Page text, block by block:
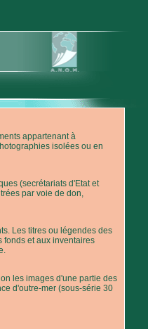
appartenant à
isolées ou en
(secrétariats d'Etat et
par voie de don,
Les titres ou légendes des
fonds et aux inventaires
les images d'une partie des
d'outre-mer (sous-série 30